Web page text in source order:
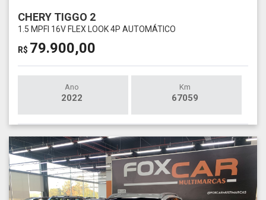
CHERY TIGGO 2
1.5 MPFI 16V FLEX LOOK 4P AUTOMÁTICO
R$ 79.900,00
Ano
2022
Km
67059